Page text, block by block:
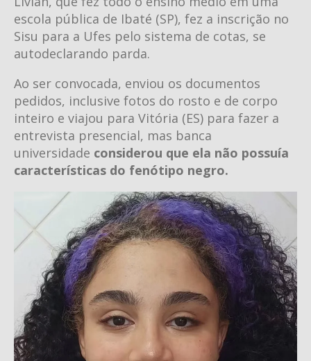
escola pública de Ibaté (SP), fez a inscrição no
Sisu para a Ufes pelo sistema de cotas, se
autodeclarando parda.
Ao ser convocada, enviou os documentos
pedidos, inclusive fotos do rosto e de corpo
inteiro e viajou para Vitória (ES) para fazer a
entrevista presencial, mas banca
universidade considerou que ela não possuía
características do fenótipo negro.